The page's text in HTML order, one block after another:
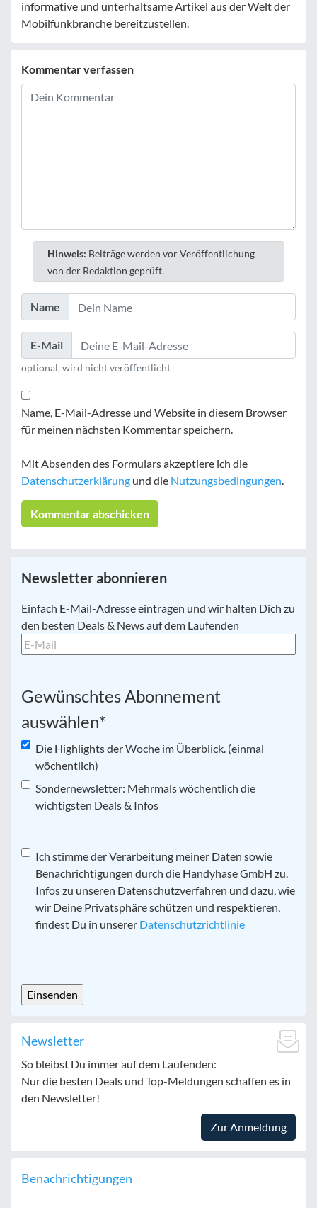
informative und unterhaltsame Artikel aus der Welt der
Mobilfunkbranche bereitzustellen.
Kommentar verfassen
Hinweis: Beiträge werden vor Veröffentlichung
von der Redaktion geprüft.
Name
E-Mail
optional, wird nicht veröffentlicht
Name, E-Mail-Adresse und Website in diesem Browser
für meinen nächsten Kommentar speichern.
Mit Absenden des Formulars akzeptiere ich die
Datenschutzerklärung und die Nutzungsbedingungen.
Newsletter abonnieren
E-
Mail *
Einfach E-Mail-Adresse eintragen und wir halten Dich zu
den besten Deals & News auf dem Laufenden
Gewünschtes Abonnement
auswählen*
Die Highlights der Woche im Überblick. (einmal
wöchentlich)
Sondernewsletter: Mehrmals wöchentlich die
wichtigsten Deals & Infos
Datenschutz*
Ich stimme der Verarbeitung meiner Daten sowie
Benachrichtigungen durch die Handyhase GmbH zu.
Infos zu unseren Datenschutzverfahren und dazu, wie
wir Deine Privatsphäre schützen und respektieren,
findest Du in unserer Datenschutzrichtlinie
Newsletter
So bleibst Du immer auf dem Laufenden:
Nur die besten Deals und Top-Meldungen schaffen es in
den Newsletter!
Zur Anmeldung
Benachrichtigungen